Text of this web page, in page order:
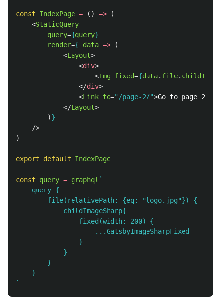
const IndexPage = () =>
(
<StaticQuery
query={query}
render={ data =>
(
<Layout>
<div>
<Img fixed={data. file.
</div>
<Link to="/page-2/">Go to page 2
</Layout>
)}
/>
)
export default IndexPage
const query = graphql `
    query {
        file(relativePath: {eq: "logo.jpg"}) {
            childImageSharp{
                fixed(width: 200) {
                    ...GatsbyImageSharpFixed
                }
            }
        }
    }
`